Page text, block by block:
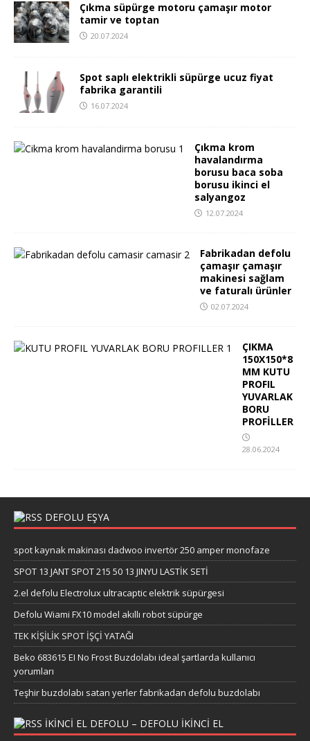
Çıkma süpürge motoru çamaşır motor
tamir ve toptan
20.07.2024
Spot saplı elektrikli süpürge ucuz fiyat
fabrika garantili
16.07.2024
Çıkma krom
havalandırma
borusu baca soba
borusu ikinci el
salyangoz
12.07.2024
Fabrikadan defolu
çamaşır çamaşır
makinesi sağlam
ve faturalı ürünler
02.07.2024
ÇIKMA
150X150*8
MM KUTU
PROFIL
YUVARLAK
BORU
PROFİLLER
28.06.2024
DEFOLU EŞYA
spot kaynak makinası dadwoo invertör 250 amper monofaze
SPOT 13 JANT SPOT 215 50 13 JINYU LASTİK SETİ
2.el defolu Electrolux ultracaptic elektrik süpürgesi
Defolu Wiami FX10 model akıllı robot süpürge
TEK KİŞİLİK SPOT İŞÇİ YATAĞI
Beko 683615 EI No Frost Buzdolabı ideal şartlarda kullanıcı
yorumları
Teşhir buzdolabı satan yerler fabrikadan defolu buzdolabı
IKINCI EL DEFOLU – DEFOLU IKINCI EL